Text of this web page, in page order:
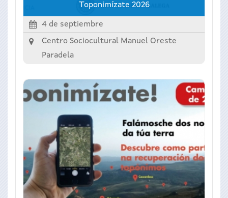
Toponimízate 2026
4 de septiembre
Centro Sociocultural Manuel Oreste
Paradela